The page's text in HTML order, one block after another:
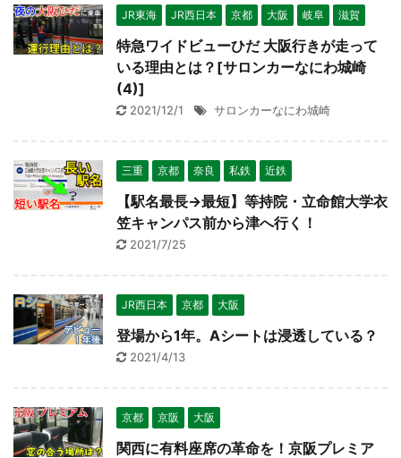
JR東海 JR西日本 京都 大阪 岐阜 滋賀
特急ワイドビューひだ 大阪行きが走って
いる理由とは？[サロンカーなにわ城崎
(4)]
2021/12/1 サロンカーなにわ城崎
三重 京都 奈良 私鉄 近鉄
【駅名最長→最短】等持院・立命館大学衣
笠キャンパス前から津へ行く！
2021/7/25
JR西日本 京都 大阪
登場から1年。Aシートは浸透している？
2021/4/13
京都 京阪 大阪
関西に有料座席の革命を！京阪プレミア